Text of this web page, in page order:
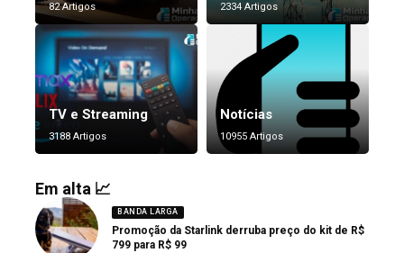
82 Artigos 2334 Artigos
TV e Streaming
3188 Artigos
Notícias
10955 Artigos
Em alta 📈
BANDA LARGA
Promoção da Starlink derruba preço do kit de R$
799 para R$ 99